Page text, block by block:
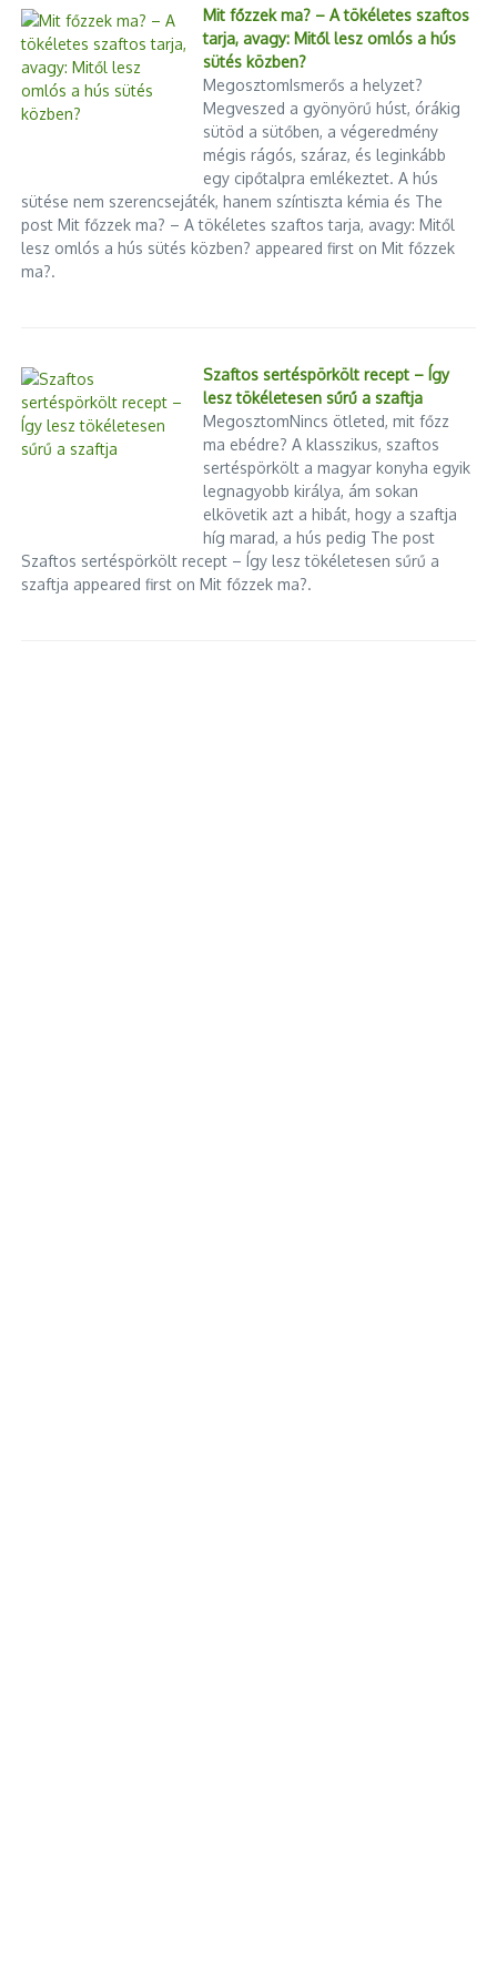
Mit főzzek ma? – A tökéletes szaftos
tarja, avagy: Mitől lesz omlós a hús
sütés közben?
MegosztomIsmerős a helyzet?
Megveszed a gyönyörű húst, órákig
sütöd a sütőben, a végeredmény
mégis rágós, száraz, és leginkább
egy cipőtalpra emlékeztet. A hús
sütése nem szerencsejáték, hanem színtiszta kémia és The
post Mit főzzek ma? – A tökéletes szaftos tarja, avagy: Mitől
lesz omlós a hús sütés közben? appeared first on Mit főzzek
ma?.
Szaftos sertéspörkölt recept – Így
lesz tökéletesen sűrű a szaftja
MegosztomNincs ötleted, mit főzz
ma ebédre? A klasszikus, szaftos
sertéspörkölt a magyar konyha egyik
legnagyobb királya, ám sokan
elkövetik azt a hibát, hogy a szaftja
híg marad, a hús pedig The post
Szaftos sertéspörkölt recept – Így lesz tökéletesen sűrű a
szaftja appeared first on Mit főzzek ma?.